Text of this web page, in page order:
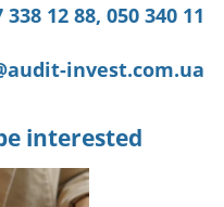
338 12 88, 050 340 11
invest.com.ua
interested